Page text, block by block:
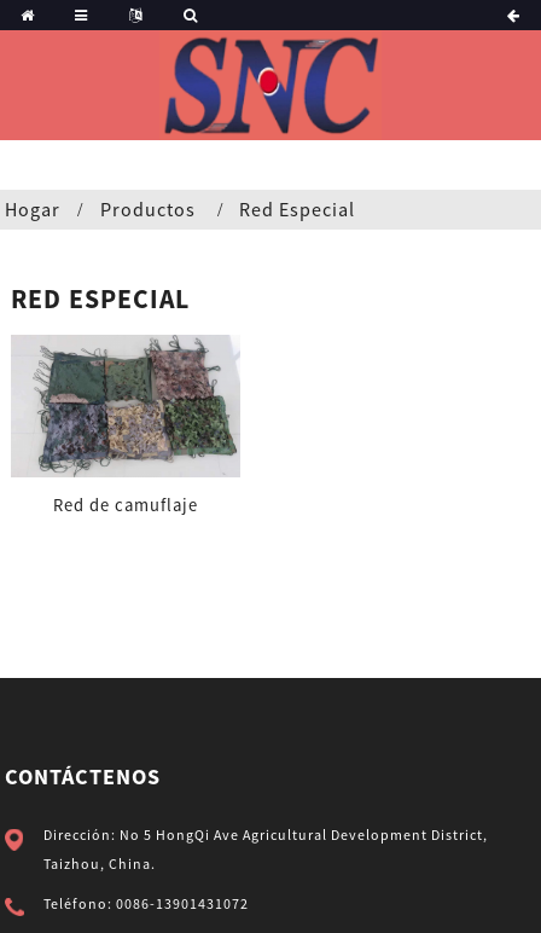
Hogar Productos Red Especial
RED ESPECIAL
Red de camuflaje
CONTÁCTENOS
Dirección: No 5 HongQi Ave Agricultural Development District,
Taizhou, China.
Teléfono: 0086-13901431072